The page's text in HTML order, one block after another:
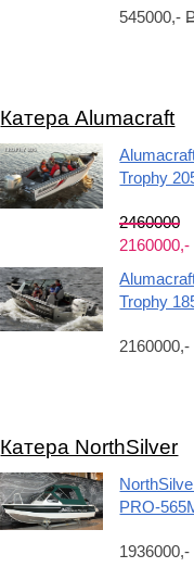
545000,-
Катера Alumacraft
Trophy
2460000
2160000,-
Trophy
2160000,-
Катера NorthSilver
PRO-
1936000,-